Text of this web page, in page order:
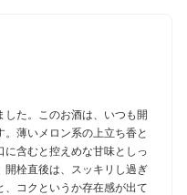
た。このお酒は、いつも開
薄いメロン系の上立ち香と
含むと控えめな甘味としっ
開栓直後は、スッキリし過ぎ
コクというか存在感が出て